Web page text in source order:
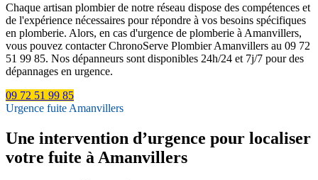
Chaque artisan plombier de notre réseau dispose des compétences et
de l'expérience nécessaires pour répondre à vos besoins spécifiques
en plomberie. Alors, en cas d'urgence de plomberie à Amanvillers,
vous pouvez contacter ChronoServe Plombier Amanvillers au 09 72
51 99 85. Nos dépanneurs sont disponibles 24h/24 et 7j/7 pour des
dépannages en urgence.
09 72 51 99 85
Urgence fuite Amanvillers
Une intervention d’urgence pour localiser
votre fuite à Amanvillers